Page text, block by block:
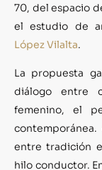
70, del espacio
el estudio de
López Vilalta.
La propuesta
diálogo entre
femenino, el
contemporánea.
entre tradición
hilo conductor.